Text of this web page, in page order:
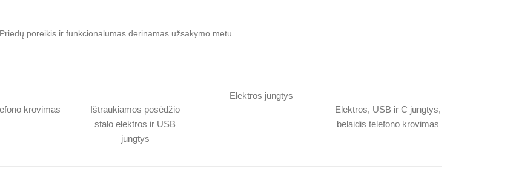
poreikis ir funkcionalumas derinamas užsakymo metu.
krovimas
Ištraukiamos posėdžio
stalo elektros ir USB
jungtys
Elektros jungtys
Elektros, USB ir C jungtys,
belaidis telefono krovimas